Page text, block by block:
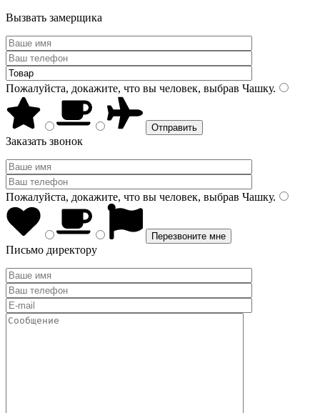
Вызвать замерщика
Пожалуйста, докажите, что вы человек, выбрав Чашку.
Заказать звонок
Пожалуйста, докажите, что вы человек, выбрав Чашку.
Письмо директору